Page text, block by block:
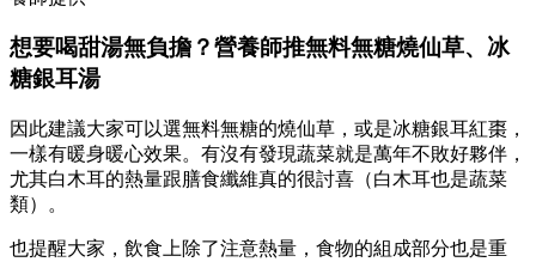
想要喝甜湯無負擔？營養師推無料無糖燒仙草、冰
糖銀耳湯
因此建議大家可以選無料無糖的燒仙草，或是冰糖銀耳紅棗，
一樣有暖身暖心效果。有沒有發現蔬菜就是萬年不敗好夥伴，
尤其白木耳的熱量跟膳食纖維真的很討喜（白木耳也是蔬菜
類）。
也提醒大家，飲食上除了注意熱量，食物的組成部分也是重